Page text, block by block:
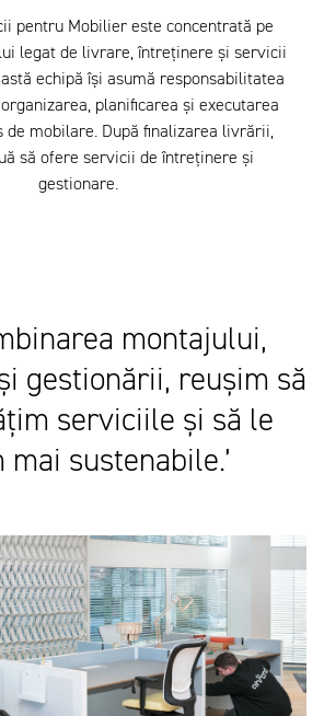
pentru Mobilier este concentrată pe
legat de livrare, întreținere și servicii
echipă își asumă responsabilitatea
planificarea și executarea
de mobilare. După finalizarea livrării,
să ofere servicii de întreținere și
gestionare.
montajului,
gestionării, reușim să
serviciile și să le
mai sustenabile.’